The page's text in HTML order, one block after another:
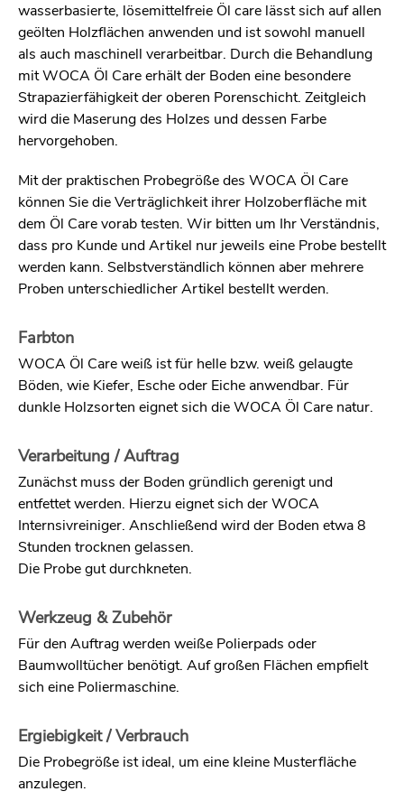
wasserbasierte, lösemittelfreie Öl care lässt sich auf allen
geölten Holzflächen anwenden und ist sowohl manuell
als auch maschinell verarbeitbar. Durch die Behandlung
mit WOCA Öl Care erhält der Boden eine besondere
Strapazierfähigkeit der oberen Porenschicht. Zeitgleich
wird die Maserung des Holzes und dessen Farbe
hervorgehoben.
Mit der praktischen Probegröße des WOCA Öl Care
können Sie die Verträglichkeit ihrer Holzoberfläche mit
dem Öl Care vorab testen. Wir bitten um Ihr Verständnis,
dass pro Kunde und Artikel nur jeweils eine Probe bestellt
werden kann. Selbstverständlich können aber mehrere
Proben unterschiedlicher Artikel bestellt werden.
Farbton
WOCA Öl Care weiß ist für helle bzw. weiß gelaugte
Böden, wie Kiefer, Esche oder Eiche anwendbar. Für
dunkle Holzsorten eignet sich die WOCA Öl Care natur.
Verarbeitung / Auftrag
Zunächst muss der Boden gründlich gerenigt und
entfettet werden. Hierzu eignet sich der WOCA
Internsivreiniger. Anschließend wird der Boden etwa 8
Stunden trocknen gelassen.
Die Probe gut durchkneten.
Werkzeug & Zubehör
Für den Auftrag werden weiße Polierpads oder
Baumwolltücher benötigt. Auf großen Flächen empfielt
sich eine Poliermaschine.
Ergiebigkeit / Verbrauch
Die Probegröße ist ideal, um eine kleine Musterfläche
anzulegen.